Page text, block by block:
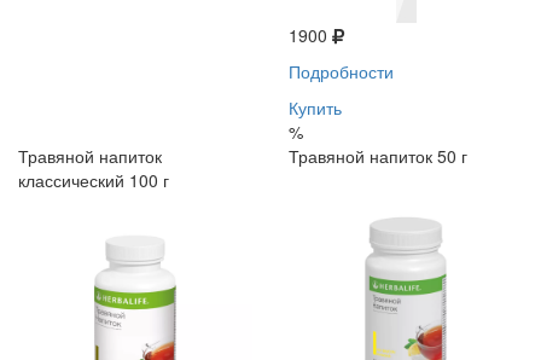
1900
Подробности
Купить
%
Травяной напиток
классический 100 г
Травяной напиток 50 г